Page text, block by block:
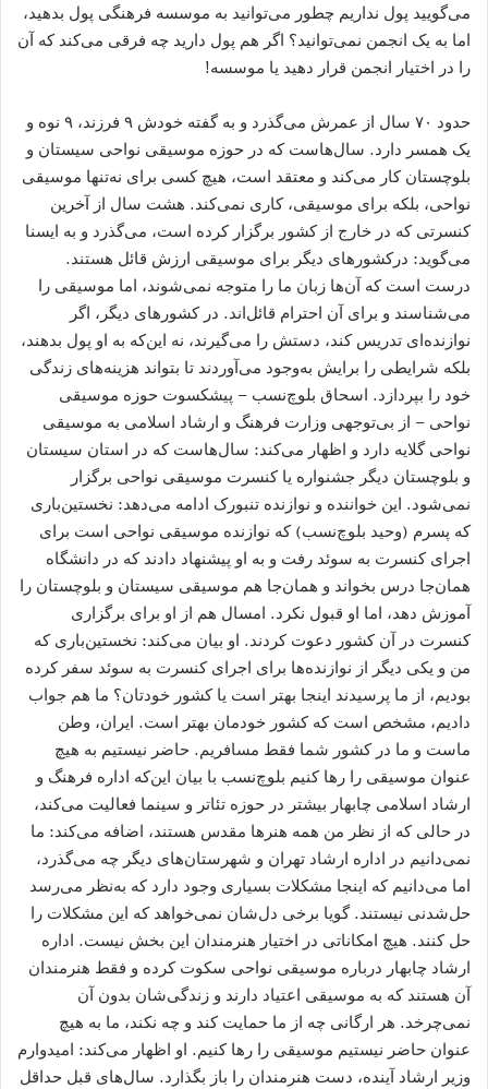
می‌گویید پول نداریم چطور می‌توانید به موسسه فرهنگی پول بدهید،
اما به یک انجمن نمی‌توانید؟ اگر هم پول دارید چه فرقی می‌کند که آن
را در اختیار انجمن قرار دهید یا موسسه!
حدود ۷۰ سال از عمرش می‌گذرد و به گفته خودش ۹ فرزند، ۹ نوه و
یک همسر دارد. سال‌هاست که در حوزه موسیقی نواحی سیستان و
بلوچستان کار می‌کند و معتقد است، هیچ کسی برای نه‌تنها موسیقی
نواحی، بلکه برای موسیقی، کاری نمی‌کند. هشت سال از آخرین
کنسرتی که در خارج از کشور برگزار کرده است، می‌گذرد و به ایسنا
می‌گوید: درکشورهای دیگر برای موسیقی ارزش قائل هستند.
درست است که آن‌ها زبان ما را متوجه نمی‌شوند، اما موسیقی را
می‌شناسند و برای آن احترام قائل‌اند. در کشورهای دیگر، اگر
نوازنده‌ای تدریس کند، دستش را می‌گیرند، نه این‌که به او پول بدهند،
بلکه شرایطی را برایش به‌وجود می‌آوردند تا بتواند هزینه‌های زندگی
خود را بپردازد. اسحاق بلوچ‌نسب – پیشکسوت حوزه موسیقی
نواحی – از بی‌توجهی وزارت فرهنگ و ارشاد اسلامی به موسیقی
نواحی گلایه دارد و اظهار می‌کند: سال‌هاست که در استان سیستان
و بلوچستان دیگر جشنواره یا کنسرت موسیقی نواحی برگزار
نمی‌شود. این خواننده و نوازنده تنبورک ادامه می‌دهد: نخستین‌باری
که پسرم (وحید بلوچ‌نسب) که نوازنده موسیقی نواحی است برای
اجرای کنسرت به سوئد رفت و به او پیشنهاد دادند که در دانشگاه
همان‌جا درس بخواند و همان‌جا هم موسیقی سیستان و بلوچستان را
آموزش دهد، اما او قبول نکرد. امسال هم از او برای برگزاری
کنسرت در آن کشور دعوت کردند. او بیان می‌کند: نخستین‌باری که
من و یکی دیگر از نوازنده‌ها برای اجرای کنسرت به سوئد سفر کرده
بودیم، از ما پرسیدند اینجا بهتر است یا کشور خودتان؟ ما هم جواب
دادیم، مشخص است که کشور خودمان بهتر است. ایران، وطن
ماست و ما در کشور شما فقط مسافریم. حاضر نیستیم به هیچ
عنوان موسیقی را رها کنیم بلوچ‌نسب با بیان این‌که اداره فرهنگ و
ارشاد اسلامی چابهار بیشتر در حوزه تئاتر و سینما فعالیت می‌کند،
در حالی که از نظر من همه هنرها مقدس هستند، اضافه می‌کند: ما
نمی‌دانیم در اداره ارشاد تهران و شهرستان‌های دیگر چه می‌گذرد،
اما می‌دانیم که اینجا مشکلات بسیاری وجود دارد که به‌نظر می‌رسد
حل‌شدنی نیستند. گویا برخی دل‌شان نمی‌خواهد که این مشکلات را
حل کنند. هیچ امکاناتی در اختیار هنرمندان این بخش نیست. اداره
ارشاد چابهار درباره موسیقی نواحی سکوت کرده و فقط هنرمندان
آن هستند که به موسیقی اعتیاد دارند و زندگی‌شان بدون آن
نمی‌چرخد. هر ارگانی چه از ما حمایت کند و چه نکند، ما به هیچ
عنوان حاضر نیستیم موسیقی را رها کنیم. او اظهار می‌کند: امیدوارم
وزیر ارشاد آینده، دست هنرمندان را باز بگذارد. سال‌های قبل حداقل